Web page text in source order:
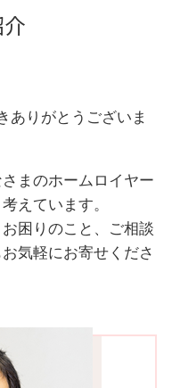
ありがとうございま
まのホームロイヤー
えています。
困りのこと、ご相談
気軽にお寄せくださ